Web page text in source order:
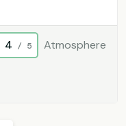
4 / 5 Atmosphere